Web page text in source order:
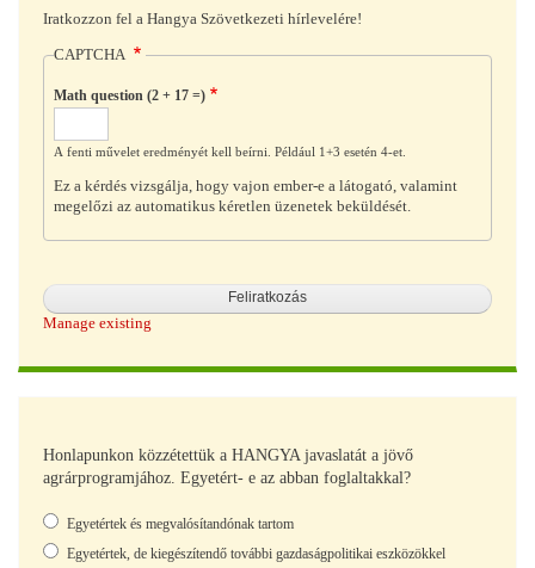
Iratkozzon fel a Hangya Szövetkezeti hírlevelére!
CAPTCHA
Math question (2 + 17 =)
A fenti művelet eredményét kell beírni. Például 1+3 esetén 4-et.
Ez a kérdés vizsgálja, hogy vajon ember-e a látogató, valamint
megelőzi az automatikus kéretlen üzenetek beküldését.
Manage existing
Honlapunkon közzétettük a HANGYA javaslatát a jövő
agrárprogramjához. Egyetért- e az abban foglaltakkal?
Választások
Egyetértek és megvalósítandónak tartom
Egyetértek, de kiegészítendő további gazdaságpolitikai eszközökkel